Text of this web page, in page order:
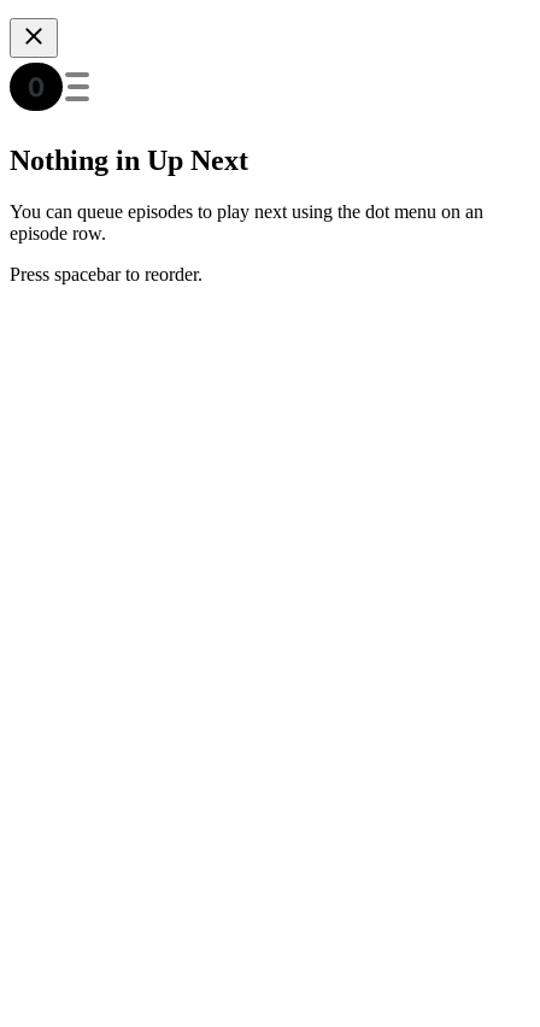
Nothing in Up Next
You can queue episodes to play next using the dot menu on an
episode row.
Press spacebar to reorder.